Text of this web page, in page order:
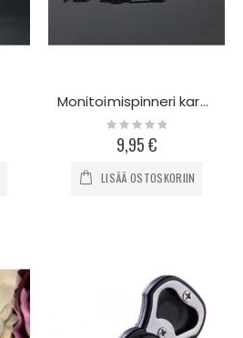
Monitoimispinneri karabiinerilla ja pullonavaajalla
Rating:
0%9,95 €
LISÄÄ OSTOSKORIIN